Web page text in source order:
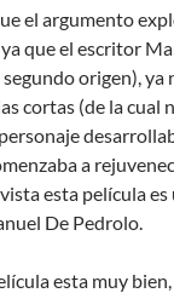
el argumento
que el escritor
origen), ya
cortas (de la cual
a
esta película
De Pedrolo.
esta muy